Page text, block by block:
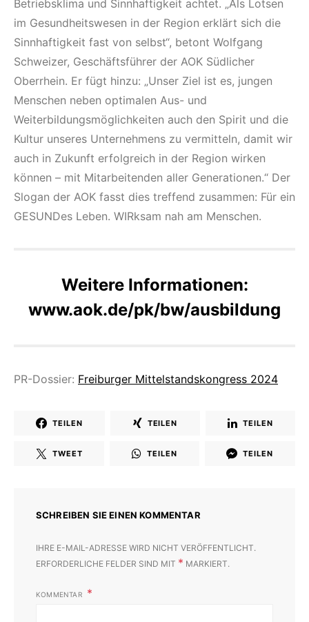
Betriebsklima und Sinnhaftigkeit achtet. „Als Lotsen
im Gesundheitswesen in der Region erklärt sich die
Sinnhaftigkeit fast von selbst“, betont Wolfgang
Schweizer, Geschäftsführer der AOK Südlicher
Oberrhein. Er fügt hinzu: „Unser Ziel ist es, jungen
Menschen neben optimalen Aus- und
Weiterbildungsmöglichkeiten auch den Spirit und die
Kultur unseres Unternehmens zu vermitteln, damit wir
auch in Zukunft erfolgreich in der Region wirken
können – mit Mitarbeitenden aller Generationen.“ Der
Slogan der AOK fasst dies treffend zusammen: Für ein
GESUNDes Leben. WIRksam nah am Menschen.
Weitere Informationen:
www.aok.de/pk/bw/ausbildung
PR-Dossier: Freiburger Mittelstandskongress 2024
TEILEN TEILEN TEILEN
TWEET TEILEN TEILEN
SCHREIBEN SIE EINEN KOMMENTAR
IHRE E-MAIL-ADRESSE WIRD NICHT VERÖFFENTLICHT.
ERFORDERLICHE FELDER SIND MIT * MARKIERT.
KOMMENTAR